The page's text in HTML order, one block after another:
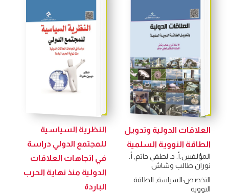
العلاقات الدولية وتدويل
الطاقة النووية السلمية
المؤلفيين:أ. د. لطفي حاتم,أ.
نوران طالب وشاش
التخصص:السياسة,الطاقة
النووية
النظرية السياسية
للمجتمع الدولي دراسة
في اتجاهات العلاقات
الدولية منذ نهاية الحرب
الباردة